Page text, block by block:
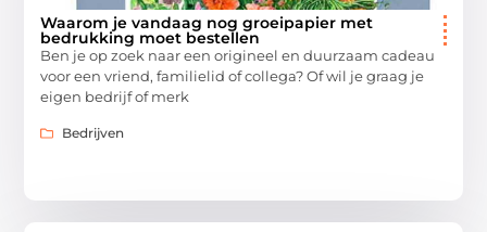
Waarom je vandaag nog groeipapier met
bedrukking moet bestellen
Ben je op zoek naar een origineel en duurzaam cadeau
voor een vriend, familielid of collega? Of wil je graag je
eigen bedrijf of merk
Bedrijven